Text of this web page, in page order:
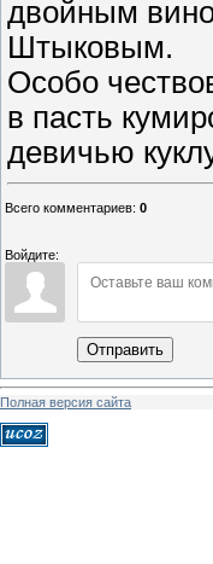
двойным
Штыковым.
Особо
в пасть
девичью
Всего комментариев: 0
Войдите:
Отправить
Полная версия сайта